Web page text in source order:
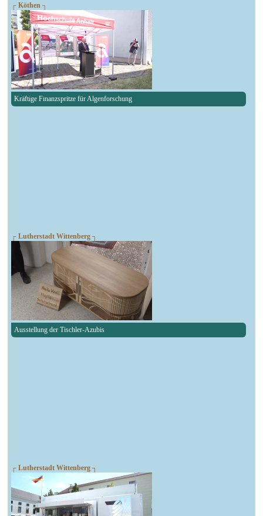
┌ Köthen ┐
Kräftige Finanzspritze für Algenforschung
┌ Lutherstadt Wittenberg ┐
Ausstellung der Tischler-Azubis
┌ Lutherstadt Wittenberg ┐